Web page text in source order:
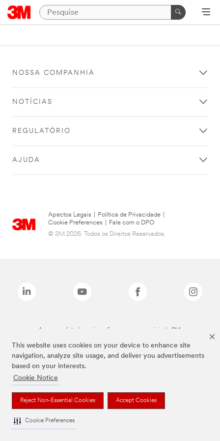
This website uses cookies on your device to enhance site
navigation, analyze site usage, and deliver you advertisements
based on your interests.
Cookie Notice
Reject Non-Essential Cookies Accept Cookies
Cookie Preferences
NOSSA COMPANHIA
NOTÍCIAS
REGULATÓRIO
AJUDA
Apectos Legais Política de Privacidade
Cookie Preferences
Fale com o DPO
© 3M 2026. Todos os Direitos Reservados.
As marcas listadas a cima são marcas comerciais da 3M.